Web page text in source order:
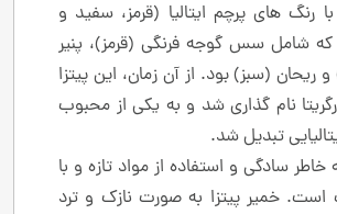
با رنگ ‌های پرچم ایتالیا (قرمز، سفید و
که شامل سس گوجه ‌فرنگی (قرمز)، پنیر
ریحان (سبز) بود. از آن زمان، این پیتزا
نام‌ گذاری شد و به یکی از محبوب‌
تبدیل شد.
خاطر سادگی و استفاده از مواد تازه و با
خمیر پیتزا به صورت نازک و ترد